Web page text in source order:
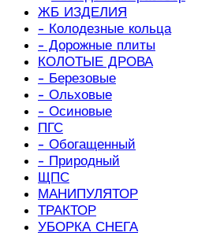
ЖБ ИЗДЕЛИЯ
- Колодезные кольца
- Дорожные плиты
КОЛОТЫЕ ДРОВА
- Березовые
- Ольховые
- Осиновые
ПГС
- Обогащенный
- Природный
ЩПС
МАНИПУЛЯТОР
ТРАКТОР
УБОРКА СНЕГА